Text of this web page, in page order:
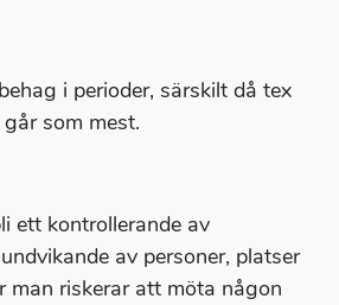
i perioder, särskilt då tex
som mest.
ett kontrollerande av
av personer, platser
man riskerar att möta någon